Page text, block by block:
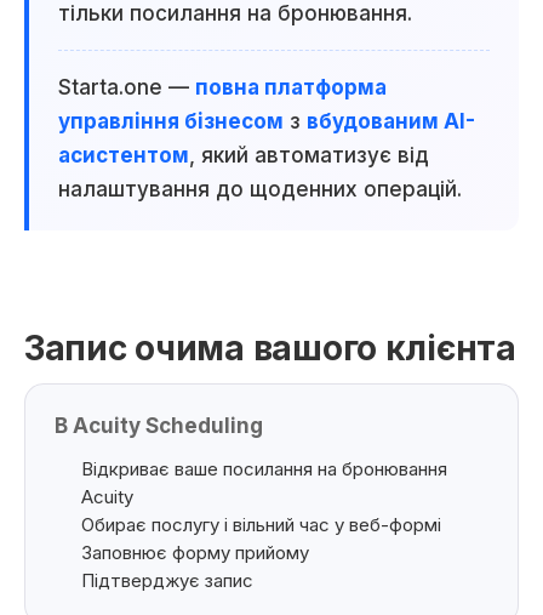
тільки посилання на бронювання.
Starta.one — повна платформа
управління бізнесом з вбудованим AI-
асистентом, який автоматизує від
налаштування до щоденних операцій.
Запис очима вашого клієнта
В Acuity Scheduling
Відкриває ваше посилання на бронювання
Acuity
Обирає послугу і вільний час у веб-формі
Заповнює форму прийому
Підтверджує запис